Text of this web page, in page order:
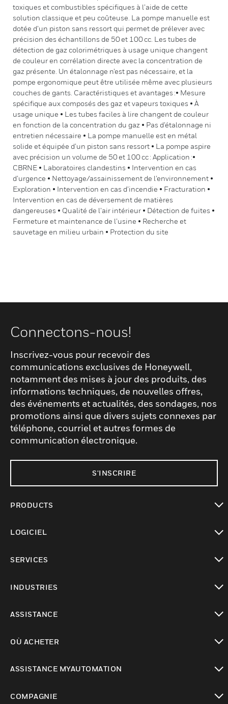
toxiques et combustibles spécifiques à l’aide de cette
solution classique et peu coûteuse. La pompe manuelle est
dotée d’un piston sans ressort qui permet de prélever avec
précision des échantillons de 50 et 100 cc. Les tubes de
détection de gaz colorimétriques à usage unique changent
de couleur en corrélation directe avec la concentration de
gaz présente. Un étalonnage n’est pas nécessaire, et la
pompe ergonomique peut être utilisée même avec plusieurs
couches de gants. Caractéristiques et avantages :• Mesure
spécifique aux composés des gaz et vapeurs toxiques • À
usage unique • Les tubes faciles à lire changent de couleur
en fonction de la concentration du gaz • Pas d’étalonnage ni
entretien nécessaire • La pompe manuelle est en métal
solide et équipée d’un piston sans ressort • La pompe aspire
avec précision un volume de 50 et 100 cc : Application :•
CBRNE • Laboratoires clandestins • Intervention en cas
d’urgence • Nettoyage/assainissement de l’environnement •
Exploration • Intervention en cas d’incendie • Fracturation •
Intervention en cas de déversement de matières
dangereuses • Qualité de l’air intérieur • Détection de fuites •
Fermeture et maintenance de l’usine • Recherche et
sauvetage en milieu urbain • Protection du site
Connectons-nous!
Inscrivez-vous pour recevoir des
communications exclusives de Honeywell,
notamment des mises à jour des produits, des
informations techniques, de nouvelles offres,
des événements et actualités, des sondages, nos
promotions ainsi que divers sujets connexes par
téléphone, courriel et autres formes de
communication électronique.
S'INSCRIRE
PRODUCTS
LOGICIEL
SERVICES
INDUSTRIES
ASSISTANCE
OÙ ACHETER
ASSISTANCE MYAUTOMATION
COMPAGNIE